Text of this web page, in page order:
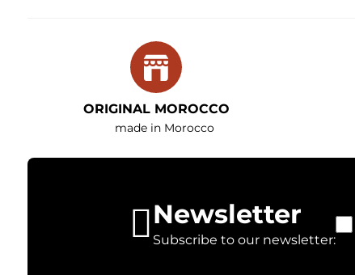
ORIGINAL MOROCCO
made in Morocco
Newsletter
Subscribe to our newsletter: